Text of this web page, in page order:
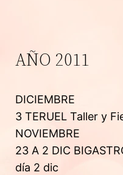
AÑO 2011
DICIEMBRE
3 TERUEL Taller y
NOVIEMBRE
23 A 2 DIC
día 2 dic